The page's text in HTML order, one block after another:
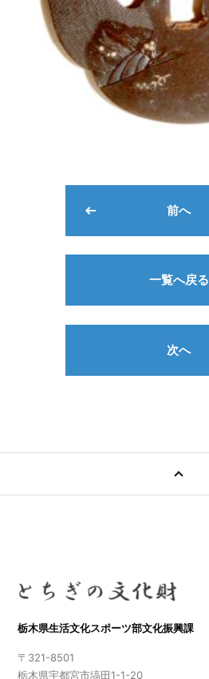
前へ
一覧へ戻る
次へ
栃木県生活文化スポーツ部文化振興課
〒321-8501
栃木県宇都宮市塙田1-1-20